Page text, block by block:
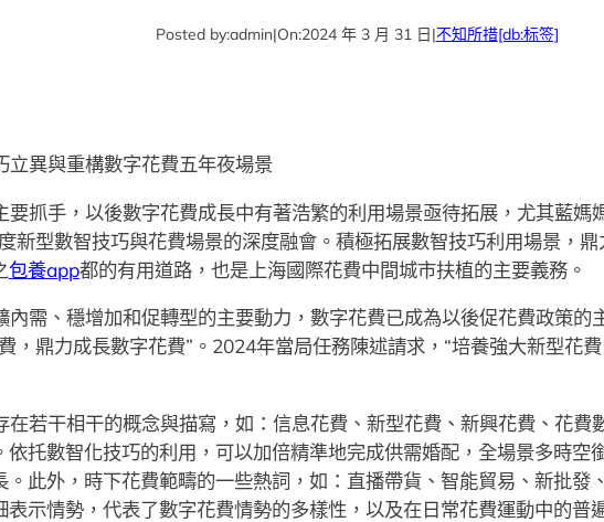
Posted by:admin|On:2024 年 3 月 31 日|不知所措[db:标签]
立異與重構數字花費五年夜場景
要抓手，以後數字花費成長中有著浩繁的利用場景亟待拓展，尤其藍媽
新型數智技巧與花費場景的深度融會。積極拓展數智技巧利用場景，
包養app都的有用道路，也是上海國際花費中間城市扶植的主要義務。
內需、穩增加和促轉型的主要動力，數字花費已成為以後促花費政策
，鼎力成長數字花費”。2024年當局任務陳述請求，“培養強大新型花
在若干相干的概念與描寫，如：信息花費、新型花費、新興花費、花費
依托數智化技巧的利用，可以加倍精準地完成供需婚配，全場景多時空
。此外，時下花費範疇的一些熱詞，如：直播帶貨、智能貿易、新批發
示情勢，代表了數字花費情勢的多樣性，以及在日常花費運動中的普